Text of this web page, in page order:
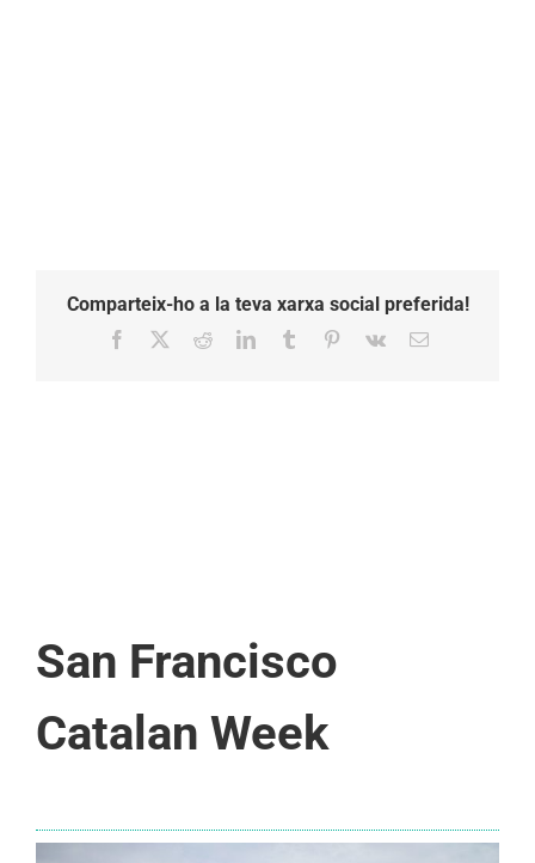
Comparteix-ho a la teva xarxa social preferida!
Facebook RedditLinkedInTumblr Pinterest
Vk Email:
San Francisco
Catalan Week